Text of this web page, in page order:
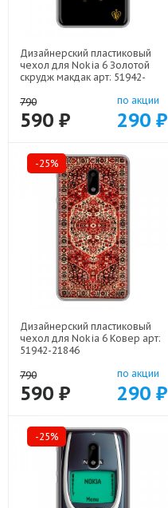
Дизайнерский пластиковый
чехол для Nokia 6 Золотой
скрудж макдак арт: 51942-
790
590 ₽
по акции
290 ₽
-25%
Дизайнерский пластиковый
чехол для Nokia 6 Ковер арт:
51942-21846
790
590 ₽
по акции
290 ₽
-25%